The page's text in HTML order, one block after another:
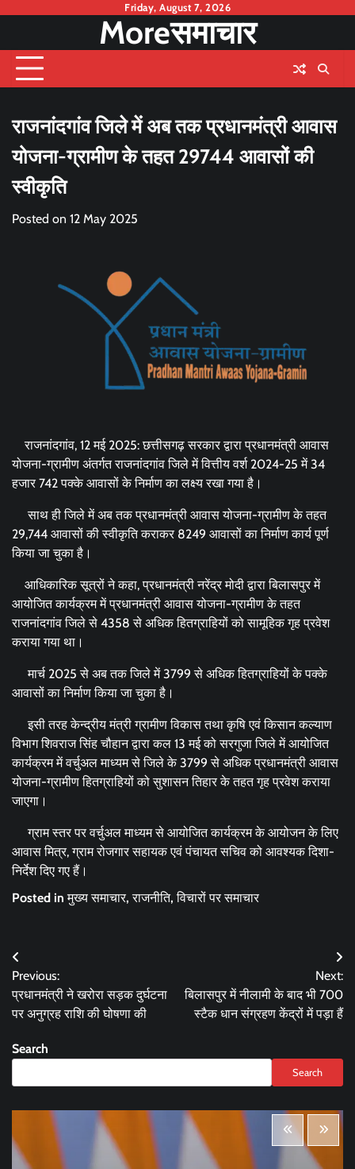
content
Friday, August 7, 2026
Moreसमाचार
राजनांदगांव जिले में अब तक प्रधानमंत्री आवास
योजना-ग्रामीण के तहत 29744 आवासों की
स्वीकृति
Posted on 12 May 2025
राजनांदगांव, 12 मई 2025: छत्तीसगढ़ सरकार द्वारा प्रधानमंत्री आवास
योजना-ग्रामीण अंतर्गत राजनांदगांव जिले में वित्तीय वर्श 2024-25 में 34
हजार 742 पक्के आवासों के निर्माण का लक्ष्य रखा गया है।
साथ ही जिले में अब तक प्रधानमंत्री आवास योजना-ग्रामीण के तहत
29,744 आवासों की स्वीकृति कराकर 8249 आवासों का निर्माण कार्य पूर्ण
किया जा चुका है।
आधिकारिक सूत्रों ने कहा, प्रधानमंत्री नरेंद्र मोदी द्वारा बिलासपुर में
आयोजित कार्यक्रम में प्रधानमंत्री आवास योजना-ग्रामीण के तहत
राजनांदगांव जिले से 4358 से अधिक हितग्राहियों को सामूहिक गृह प्रवेश
कराया गया था।
मार्च 2025 से अब तक जिले में 3799 से अधिक हितग्राहियों के पक्के
आवासों का निर्माण किया जा चुका है।
इसी तरह केन्द्रीय मंत्री ग्रामीण विकास तथा कृषि एवं किसान कल्याण
विभाग शिवराज सिंह चौहान द्वारा कल 13 मई को सरगुजा जिले में आयोजित
कार्यक्रम में वर्चुअल माध्यम से जिले के 3799 से अधिक प्रधानमंत्री आवास
योजना-ग्रामीण हितग्राहियों को सुशासन तिहार के तहत गृह प्रवेश कराया
जाएगा।
ग्राम स्तर पर वर्चुअल माध्यम से आयोजित कार्यक्रम के आयोजन के लिए
आवास मित्र, ग्राम रोजगार सहायक एवं पंचायत सचिव को आवश्यक दिशा-
निर्देश दिए गए हैं।
Posted inमुख्य समाचार,राजनीति,विचारों पर समाचार
Post
navigation
Previous:
प्रधानमंत्री ने खरोरा सड़क दुर्घटना
पर अनुग्रह राशि की घोषणा की
Next:
बिलासपुर में नीलामी के बाद भी 700
स्टैक धान संग्रहण केंद्रों में पड़ा हैं
Search
Search